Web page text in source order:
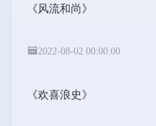
《风流和尚》
2022-08-02 00:00:00
《欢喜浪史》